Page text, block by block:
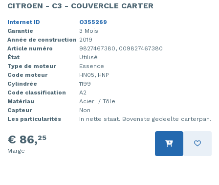
CITROEN - C3 - COUVERCLE CARTER
Internet ID
O355269
Garantie
3 Mois
Année de construction 2019
Article numéro
9827467380, 009827467380
État
Utilisé
Type de moteur
Essence
Code moteur
HN05, HNP
Cylindrée
1199
Code classification
A2
Matériau
Acier / Tôle
Capteur
Non
Les particularités
In nette staat. Bovenste gedeelte carterpan.
€ 86,25
Marge